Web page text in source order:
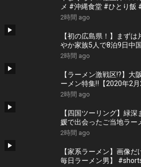
メ #沖縄食堂 #ひとり飯
2時間 ago
【初の広島県！】まず
やか家族5人で8泊9日中
風情溢れる尾道と家族大
全国制覇！＞
2時間 ago
【ラーメン激戦区!?】大
ーメン特集‼︎【2020年2月
2時間 ago
【四国ツーリング】緑
媛で出会ったご当地ラー
2時間 ago
【家系ラーメン】画像
毎日ラーメン男】